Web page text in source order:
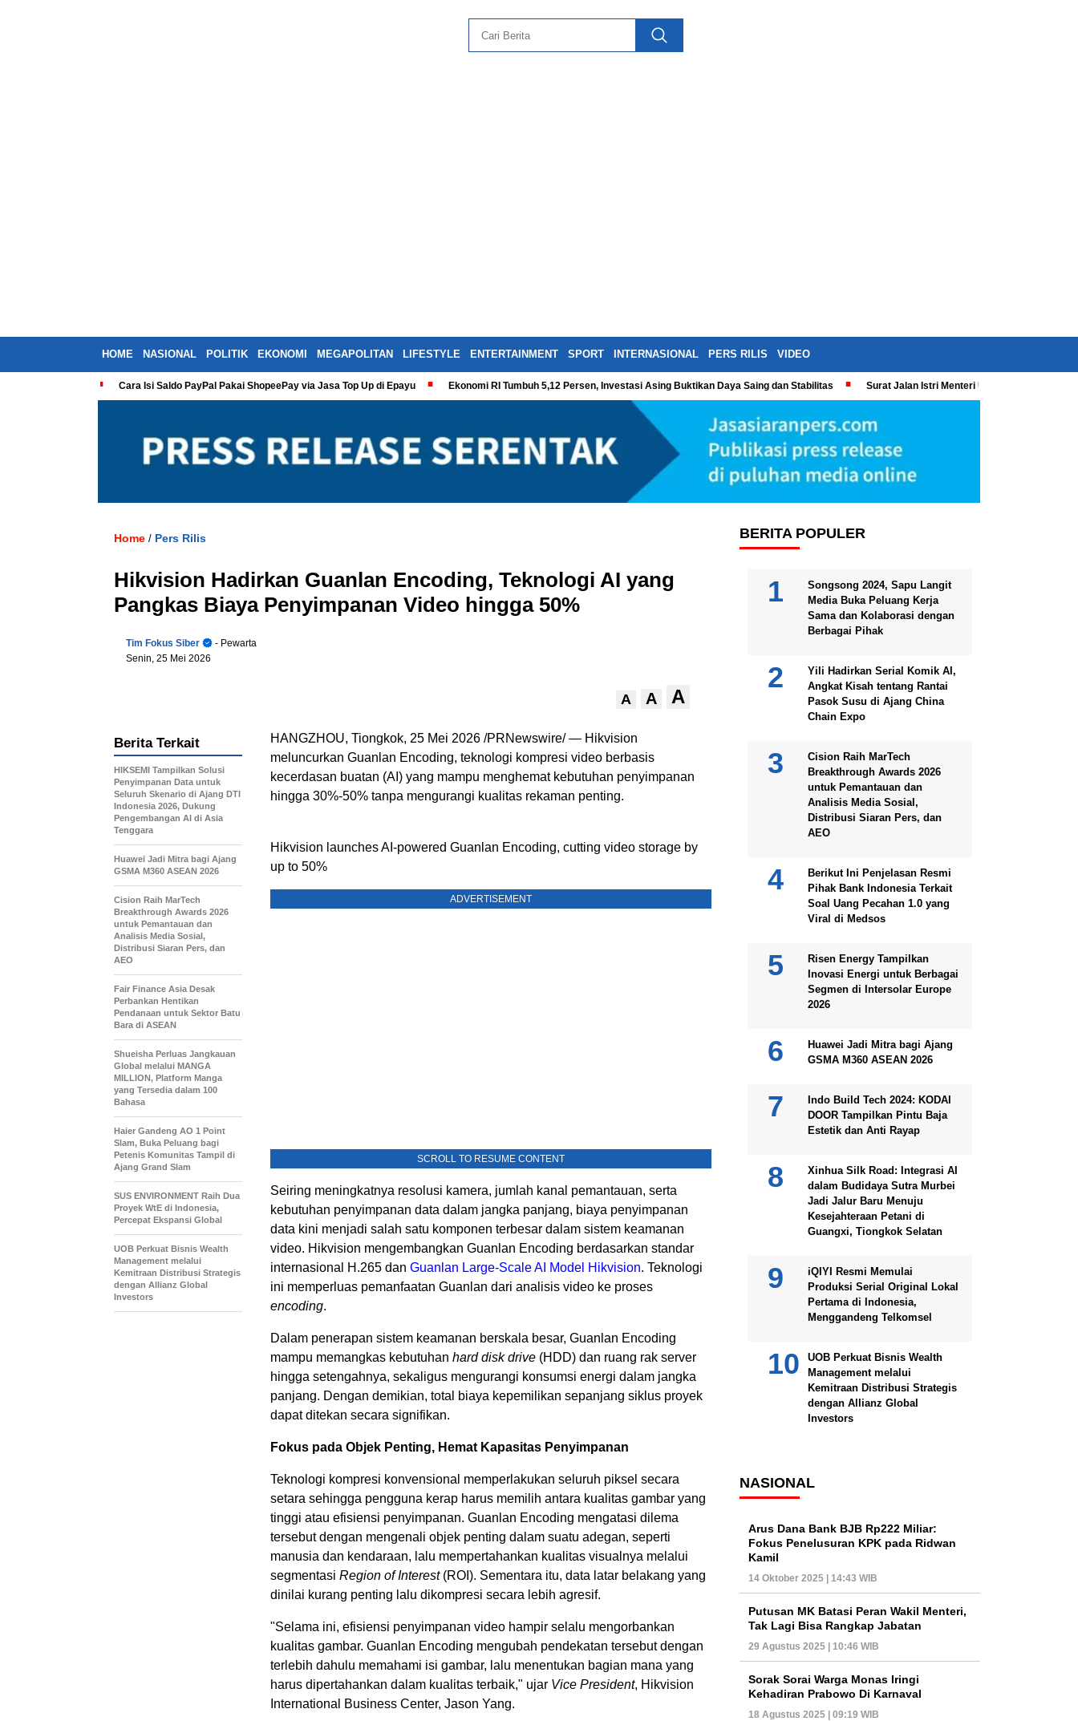
HOME NASIONAL POLITIK EKONOMI MEGAPOLITAN LIFESTYLE ENTERTAINMENT SPORT INTERNASIONAL PERS RILIS VIDEO
Cara Isi Saldo PayPal Pakai ShopeePay via Jasa Top Up di Epayu Ekonomi RI Tumbuh 5,12 Persen, Investasi Asing Buktikan Daya Saing dan Stabilitas Surat Jalan Istri Menteri UMKM Meledak,
Home / Pers Rilis
Hikvision Hadirkan Guanlan Encoding, Teknologi AI yang
Pangkas Biaya Penyimpanan Video hingga 50%
Tim Fokus Siber
- Pewarta
Senin, 25 Mei 2026
A A A
HANGZHOU, Tiongkok, 25 Mei 2026 /PRNewswire/ — Hikvision
meluncurkan Guanlan Encoding, teknologi kompresi video berbasis
kecerdasan buatan (AI) yang mampu menghemat kebutuhan penyimpanan
hingga 30%-50% tanpa mengurangi kualitas rekaman penting.
Hikvision launches AI-powered Guanlan Encoding, cutting video storage by
up to 50%
ADVERTISEMENT
SCROLL TO RESUME CONTENT
Seiring meningkatnya resolusi kamera, jumlah kanal pemantauan, serta
kebutuhan penyimpanan data dalam jangka panjang, biaya penyimpanan
data kini menjadi salah satu komponen terbesar dalam sistem keamanan
video. Hikvision mengembangkan Guanlan Encoding berdasarkan standar
internasional H.265 dan Guanlan Large-Scale AI Model Hikvision. Teknologi
ini memperluas pemanfaatan Guanlan dari analisis video ke proses
encoding.
Dalam penerapan sistem keamanan berskala besar, Guanlan Encoding
mampu memangkas kebutuhan hard disk drive (HDD) dan ruang rak server
hingga setengahnya, sekaligus mengurangi konsumsi energi dalam jangka
panjang. Dengan demikian, total biaya kepemilikan sepanjang siklus proyek
dapat ditekan secara signifikan.
Fokus pada Objek Penting, Hemat Kapasitas Penyimpanan
Teknologi kompresi konvensional memperlakukan seluruh piksel secara
setara sehingga pengguna kerap harus memilih antara kualitas gambar yang
tinggi atau efisiensi penyimpanan. Guanlan Encoding mengatasi dilema
tersebut dengan mengenali objek penting dalam suatu adegan, seperti
manusia dan kendaraan, lalu mempertahankan kualitas visualnya melalui
segmentasi Region of Interest(ROI). Sementara itu, data latar belakang yang
dinilai kurang penting lalu dikompresi secara lebih agresif.
"Selama ini, efisiensi penyimpanan video hampir selalu mengorbankan
kualitas gambar. Guanlan Encoding mengubah pendekatan tersebut dengan
terlebih dahulu memahami isi gambar, lalu menentukan bagian mana yang
harus dipertahankan dalam kualitas terbaik," ujar Vice President, Hikvision
International Business Center, Jason Yang.
Berita Terkait
HIKSEMI Tampilkan Solusi
Penyimpanan Data untuk
Seluruh Skenario di Ajang DTI
Indonesia 2026, Dukung
Pengembangan AI di Asia
Tenggara
Huawei Jadi Mitra bagi Ajang
GSMA M360 ASEAN 2026
Cision Raih MarTech
Breakthrough Awards 2026
untuk Pemantauan dan
Analisis Media Sosial,
Distribusi Siaran Pers, dan
AEO
Fair Finance Asia Desak
Perbankan Hentikan
Pendanaan untuk Sektor Batu
Bara di ASEAN
Shueisha Perluas Jangkauan
Global melalui MANGA
MILLION, Platform Manga
yang Tersedia dalam 100
Bahasa
Haier Gandeng AO 1 Point
Slam, Buka Peluang bagi
Petenis Komunitas Tampil di
Ajang Grand Slam
SUS ENVIRONMENT Raih Dua
Proyek WtE di Indonesia,
Percepat Ekspansi Global
UOB Perkuat Bisnis Wealth
Management melalui
Kemitraan Distribusi Strategis
dengan Allianz Global
Investors
BERITA POPULER
Songsong 2024, Sapu Langit
Media Buka Peluang Kerja
Sama dan Kolaborasi dengan
Berbagai Pihak
Yili Hadirkan Serial Komik AI,
Angkat Kisah tentang Rantai
Pasok Susu di Ajang China
Chain Expo
Cision Raih MarTech
Breakthrough Awards 2026
untuk Pemantauan dan
Analisis Media Sosial,
Distribusi Siaran Pers, dan
AEO
Berikut Ini Penjelasan Resmi
Pihak Bank Indonesia Terkait
Soal Uang Pecahan 1.0 yang
Viral di Medsos
Risen Energy Tampilkan
Inovasi Energi untuk Berbagai
Segmen di Intersolar Europe
2026
Huawei Jadi Mitra bagi Ajang
GSMA M360 ASEAN 2026
Indo Build Tech 2024: KODAI
DOOR Tampilkan Pintu Baja
Estetik dan Anti Rayap
Xinhua Silk Road: Integrasi AI
dalam Budidaya Sutra Murbei
Jadi Jalur Baru Menuju
Kesejahteraan Petani di
Guangxi, Tiongkok Selatan
iQIYI Resmi Memulai
Produksi Serial Original Lokal
Pertama di Indonesia,
Menggandeng Telkomsel
UOB Perkuat Bisnis Wealth
Management melalui
Kemitraan Distribusi Strategis
dengan Allianz Global
Investors
NASIONAL
Arus Dana Bank BJB Rp222 Miliar:
Fokus Penelusuran KPK pada Ridwan
Kamil
14 Oktober 2025 | 14:43 WIB
Putusan MK Batasi Peran Wakil Menteri,
Tak Lagi Bisa Rangkap Jabatan
29 Agustus 2025 | 10:46 WIB
Sorak Sorai Warga Monas Iringi
Kehadiran Prabowo Di Karnaval
18 Agustus 2025 | 09:19 WIB